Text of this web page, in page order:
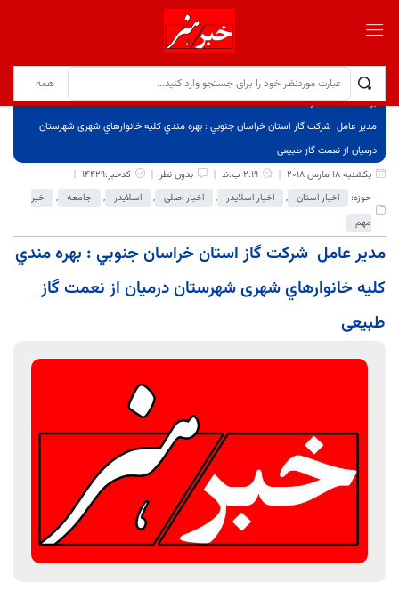
برگ نخست
نوشته‌ها
مدير عامل شركت گاز استان خراسان جنوبي : بهره مندي كليه خانوارهاي شهری شهرستان
درمیان از نعمت گاز طبیعی
یکشنبه 18 مارس 2018
2:19 ب.ظ بدون نظر
کدخبر:14429
حوزه:
اخبار استان , اخبار اسلایدر , اخبار اصلی , اسلایدر , جامعه ,
خبر
مهم
مدير عامل شركت گاز استان خراسان جنوبي : بهره مندي
كليه خانوارهاي شهری شهرستان درمیان از نعمت گاز
طبیعی